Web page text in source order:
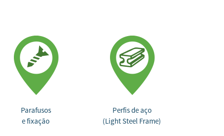
Parafusos
e fixação
Perfis de aço
(Light Steel Frame)